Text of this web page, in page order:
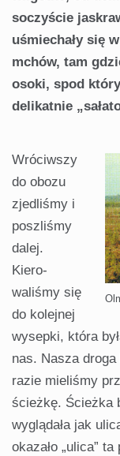
soczyście
uśmiechały się
mchów, tam
osoki, spod
delikatnie
Wróciwszy
do obozu
zjedliśmy i
poszliśmy
dalej.
Kiero­
waliśmy się
do kolejnej
wysepki, która
nas. Nasza
razie mieliśmy
ścieżkę. Ścieżka
wyglą­dała jak
okazało „ulica”